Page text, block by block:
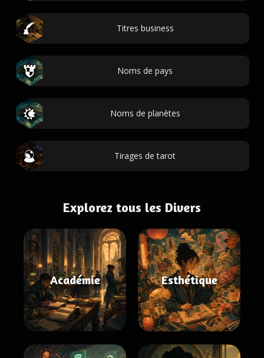
Titres business
Noms de pays
Noms de planètes
Tirages de tarot
Explorez tous les Divers
Académie Esthétique